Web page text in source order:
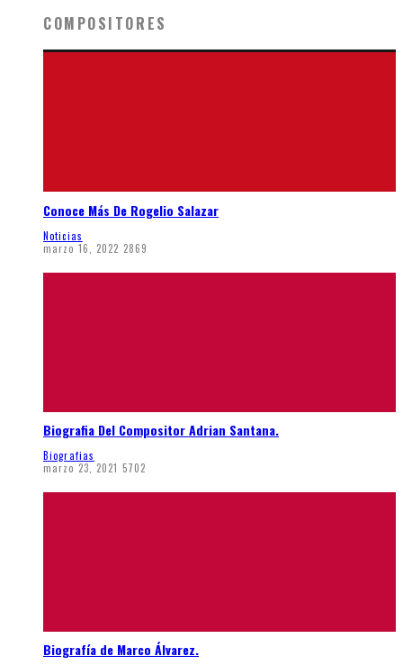
COMPOSITORES
Conoce Más De Rogelio Salazar
Noticias
marzo 16, 2022 2869
Biografia Del Compositor Adrian Santana.
Biografias
marzo 23, 2021 5702
Biografía de Marco Álvarez.